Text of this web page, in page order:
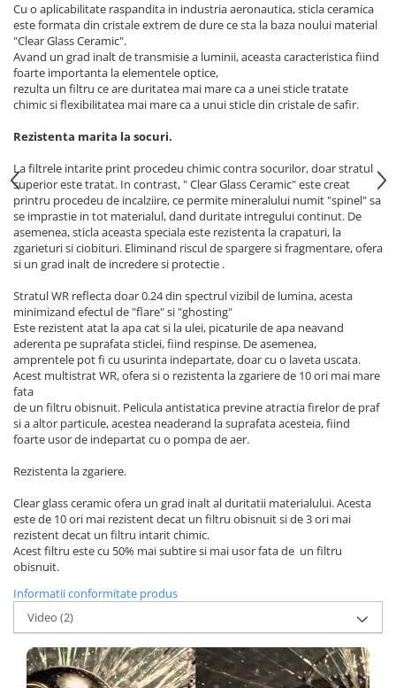
Cu o aplicabilitate raspandita in industria aeronautica, sticla ceramica
este formata din cristale extrem de dure ce sta la baza noului material
"Clear Glass Ceramic".
Avand un grad inalt de transmisie a luminii, aceasta caracteristica fiind
foarte importanta la elementele optice,
rezulta un filtru ce are duritatea mai mare ca a unei sticle tratate
chimic si flexibilitatea mai mare ca a unui sticle din cristale de safir.
Rezistenta marita la socuri.
La filtrele intarite print procedeu chimic contra socurilor, doar stratul
superior este tratat. In contrast, " Clear Glass Ceramic" este creat
printru procedeu de incalziire, ce permite mineralului numit "spinel" sa
se imprastie in tot materialul, dand duritate intregului continut. De
asemenea, sticla aceasta speciala este rezistenta la crapaturi, la
zgarieturi si ciobituri. Eliminand riscul de spargere si fragmentare, ofera
si un grad inalt de incredere si protectie .
Stratul WR reflecta doar 0.24 din spectrul vizibil de lumina, acesta
minimizand efectul de "flare" si "ghosting"
Este rezistent atat la apa cat si la ulei, picaturile de apa neavand
aderenta pe suprafata sticlei, fiind respinse. De asemenea,
amprentele pot fi cu usurinta indepartate, doar cu o laveta uscata.
Acest multistrat WR, ofera si o rezistenta la zgariere de 10 ori mai mare
fata
de un filtru obisnuit. Pelicula antistatica previne atractia firelor de praf
si a altor particule, acestea neaderand la suprafata acesteia, fiind
foarte usor de indepartat cu o pompa de aer.
Rezistenta la zgariere.
Clear glass ceramic ofera un grad inalt al duritatii materialului. Acesta
este de 10 ori mai rezistent decat un filtru obisnuit si de 3 ori mai
rezistent decat un filtru intarit chimic.
Acest filtru este cu 50% mai subtire si mai usor fata de un filtru
obisnuit.
Informatii conformitate produs
Video (2)